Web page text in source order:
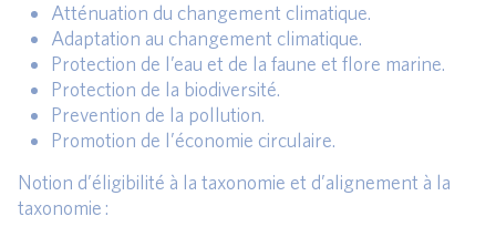
Atténuation du changement climatique.
Adaptation au changement climatique.
Protection de l’eau et de la faune et flore marine.
Protection de la biodiversité.
Prevention de la pollution.
Promotion de l’économie circulaire.
Notion d’éligibilité à la taxonomie et d’alignement à la
taxonomie :